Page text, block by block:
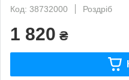
Код: 38732000
Роздріб
1 820 ₴